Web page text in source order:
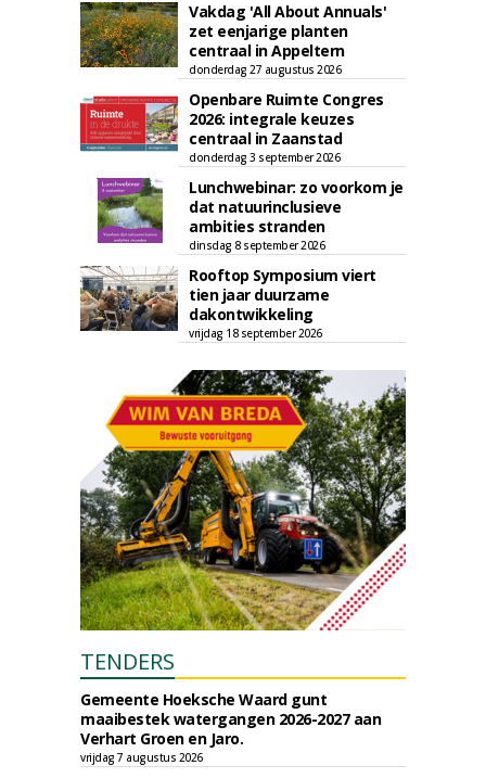
Vakdag 'All About Annuals'
zet eenjarige planten
centraal in Appeltern
donderdag 27 augustus 2026
Openbare Ruimte Congres
2026: integrale keuzes
centraal in Zaanstad
donderdag 3 september 2026
Lunchwebinar: zo voorkom je
dat natuurinclusieve
ambities stranden
dinsdag 8 september 2026
Rooftop Symposium viert
tien jaar duurzame
dakontwikkeling
vrijdag 18 september 2026
TENDERS
Gemeente Hoeksche Waard gunt
maaibestek watergangen 2026-2027 aan
Verhart Groen en Jaro.
vrijdag 7 augustus 2026